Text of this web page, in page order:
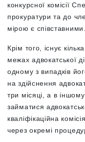
конкурсної комісії
прокуратури та до
мірою є співставними.
Крім того, існує
межах адвокатської
одному з випадків
на здійснення
три місяці, а в
займатися
кваліфікаційна
через окремі